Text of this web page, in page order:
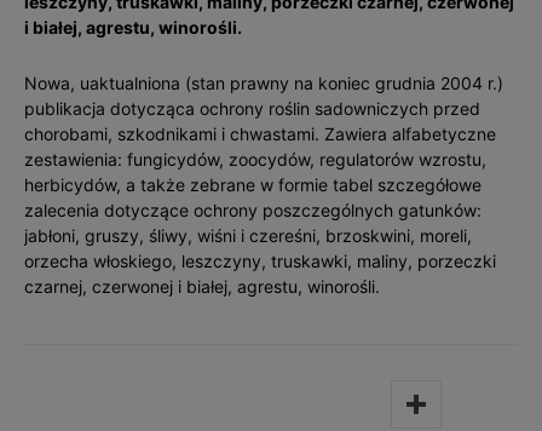
i białej, agrestu, winorośli.
Nowa, uaktualniona (stan prawny na koniec grudnia 2004 r.)
publikacja dotycząca ochrony roślin sadowniczych przed
chorobami, szkodnikami i chwastami. Zawiera alfabetyczne
zestawienia: fungicydów, zoocydów, regulatorów wzrostu,
herbicydów, a także zebrane w formie tabel szczegółowe
zalecenia dotyczące ochrony poszczególnych gatunków:
jabłoni, gruszy, śliwy, wiśni i czereśni, brzoskwini, moreli,
orzecha włoskiego, leszczyny, truskawki, maliny, porzeczki
czarnej, czerwonej i białej, agrestu, winorośli.